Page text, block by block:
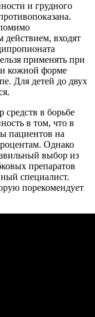
и грудного
входят
применять при
кожной форме
Для детей до двух
средств в борьбе
в том, что в
пациентов на
Однако
выбор из
препаратов
специалист.
порекомендует